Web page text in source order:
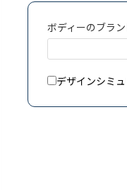
ボディーのブラン
デザインシミ